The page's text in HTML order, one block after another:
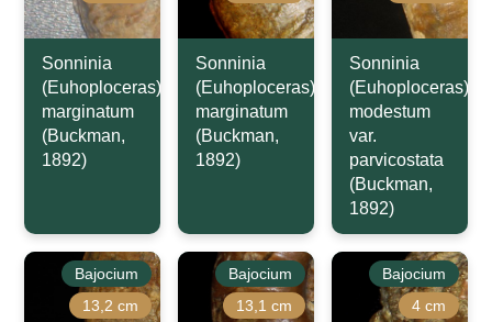
Sonninia
(Euhoploceras)
marginatum
(Buckman,
1892)
Sonninia
(Euhoploceras)
marginatum
(Buckman,
1892)
Sonninia
(Euhoploceras)
modestum
var.
parvicostata
(Buckman,
1892)
Bajocium
13,2 cm
Bajocium
13,1 cm
Bajocium
4 cm